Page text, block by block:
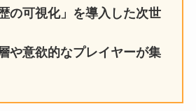
の可視化」を導入した次世
や意欲的なプレイヤーが集